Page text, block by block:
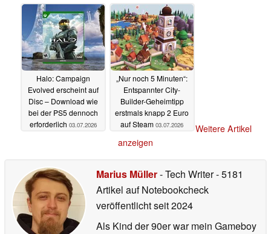
04.07.2026
Halo: Campaign
Evolved erscheint auf
Disc – Download wie
bei der PS5 dennoch
erforderlich 03.07.2026
„Nur noch 5 Minuten“:
Entspannter City-
Builder-Geheimtipp
erstmals knapp 2 Euro
auf Steam 03.07.2026
Weitere Artikel
anzeigen
Marius Müller- Tech Writer- 5181
Artikel auf Notebookcheck
veröffentlichtseit 2024
Als Kind der 90er war mein Gameboy